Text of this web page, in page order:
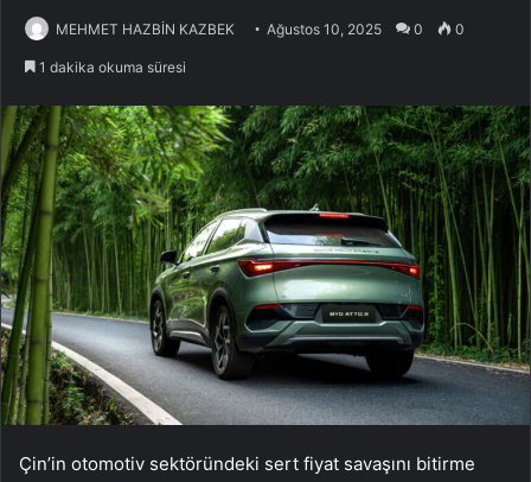
MEHMET HAZBİN KAZBEK Ağustos 10, 2025 0 0
1 dakika okuma süresi
Çin’in otomotiv sektöründeki sert fiyat savaşını bitirme